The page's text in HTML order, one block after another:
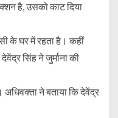
है, उसको काट दिया
के घर में रहता है। कहीं
सिंह ने जुर्माना की
अधिवक्ता ने बताया कि देवेंद्र